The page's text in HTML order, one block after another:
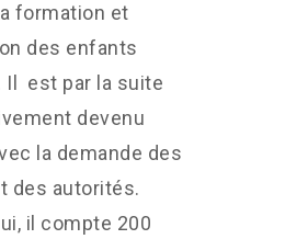
formation et
des enfants
Il est par la suite
devenu
la demande des
des autorités.
il compte 200